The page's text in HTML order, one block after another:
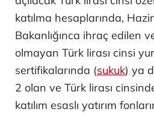
katılma hesaplarında,
Bakanlığınca ihraç edilen
olmayan Türk lirası cinsi
sertifikalarında (sukuk) ya
2 olan ve Türk lirası
katılım esaslı yatırım